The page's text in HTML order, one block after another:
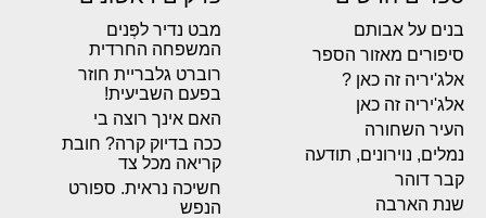
בנים על אבותם
סיפורים מאזור הספר
אלג'יריה זה כאן ?
אלג'יריה זה כאן
העיר השחורה
נמלים, נוירונים, תודעה
קבר דוהר
שנת הארבה
מבט נדיר לפְּנים
המשפחה החרדית
רוברט גלבריית חוזר
בפעם השביעית!
האם אינך רוצה בי
ככה בדיוק קרה? חובת
קריאה מכל צד
חשיכה נראית. ספורט
הנפש